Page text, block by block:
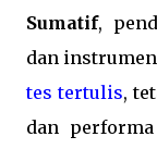
Sumatif,
dan
tes tertulis,
dan